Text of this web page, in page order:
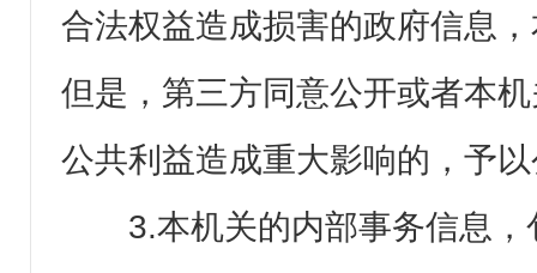
合法权益造成损害的政府信息
但是，第三方同意公开或者本
公共利益造成重大影响的，予
3.本机关的内部事务信息